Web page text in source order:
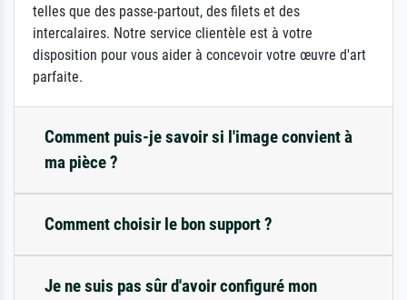
telles que des passe-partout, des filets et des
intercalaires. Notre service clientèle est à votre
disposition pour vous aider à concevoir votre œuvre d'art
parfaite.
Comment puis-je savoir si l'image convient à
ma pièce ?
Comment choisir le bon support ?
Je ne suis pas sûr d'avoir configuré mon